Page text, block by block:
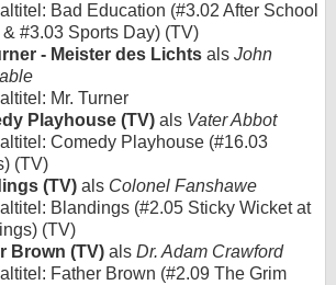
Bad Education (#3.02 After School
#3.03 Sports Day) (TV)
- Meister des Lichts als John
Mr. Turner
Playhouse (TV) als Vater Abbot
Comedy Playhouse (#16.03
(TV)
(TV) als Colonel Fanshawe
Blandings (#2.05 Sticky Wicket at
(TV)
Brown (TV) als Dr. Adam Crawford
Father Brown (#2.09 The Grim